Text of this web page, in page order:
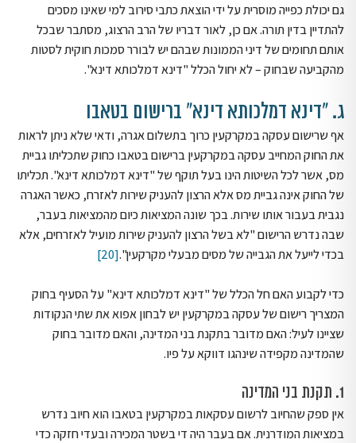
גם יכולת כפייה מוסרית על ידי הוצאת כתבי סירוב למי שאינו מסכים
להתדיין בדין תורה. אם כן, לאור דבריו של הרב הרצוג, מסתבר שבכל
אותם תחומים של דיני הממונות שבהם יש לבורר סמכות חוקית לסטות
מהקביעה שבחוק – לא יחול הכלל "דינא דמלכותא דינא".
ג. "דינא דמלכותא דינא" ברישום בטאבו
אף שרישום עסקה במקרקעין כרוך בתשלום אגרה, ודאי שלא ניתן לראות
את החוק המחייב עסקה במקרקעין ברישום בטאבו כחוק שתכליתו גביית
מס, אשר לכל השיטות הינו בעל תוקף של "דינא דמלכותא דינא". תכליתו
של החוק אינה גביית מס אלא הרצון להעניק שירות לאזרח, כאשר האגרה
נגבית בעבור אותו שירות. בכך שונה המציאות כיום מהמציאות בעבר,
שבה נדרש הרישום "לא בשל הרצון להעניק שירות מועיל לאזרחים, אלא
בכדי לייעל את הגבייה של מסים מבעלי מקרקעין".[20]
כדי לקבוע האם חל הכלל של "דינא דמלכותא דינא" על הסעיף בחוק
המצריך רישום של עסקה במקרקעין יש לבחון אפוא את שתי הנקודות
שציינו לעיל: האם מדובר בתקנת בני המדינה, והאם מדובר בחוק
שהמדינה מקפידה שינהגו דווקא על פיו.
1. תקנת בני המדינה
אין ספק שהחיוב לרשום עסקאות במקרקעין בטאבו הוא חיוב נדרש
במציאות המודרנית. אם בעבר היה די בשטר המכירה ובעדי חזקה כדי